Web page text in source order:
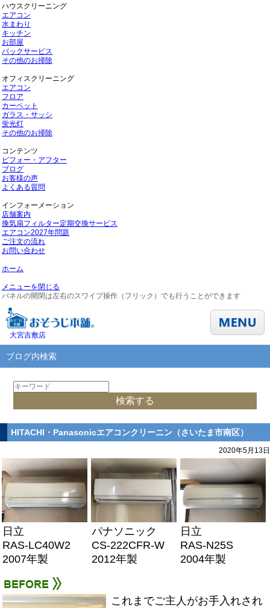
ハウスクリーニング
エアコン
水まわり
キッチン
お部屋
パックサービス
その他のお掃除
オフィスクリーニング
エアコン
フロア
カーペット
ガラス・サッシ
蛍光灯
その他のお掃除
コンテンツ
ビフォー・アフター
ブログ
お客様の声
よくある質問
インフォーメーション
店舗案内
換気扇フィルター定期交換サービス
エアコン2027年問題
ご注文の流れ
お問い合わせ
ホーム
メニューを閉じる
パネルの開閉は左右のスワイプ操作（フリック）でも行うことができます
大宮吉敷店
ブログ内検索
HITACHI・Panasonicエアコンクリーニン（さいたま市南区）
2020年5月13日
日立
RAS-LC40W2
2007年製
パナソニック
CS-222CFR-W
2012年製
日立
RAS-N25S
2004年製
これまでご主人がお手入れされ